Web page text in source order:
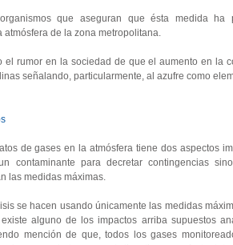
que aseguran que ésta medida
atmósfera de la zona metropolitana.
el rumor en la sociedad de que el aumento en la
señalando, particularmente, al azufre como
de gases en la atmósfera tiene dos aspectos
contaminante para decretar contingencias
las medidas máximas.
se hacen usando únicamente las medidas
alguno de los impactos arriba supuestos
mención de que, todos los gases